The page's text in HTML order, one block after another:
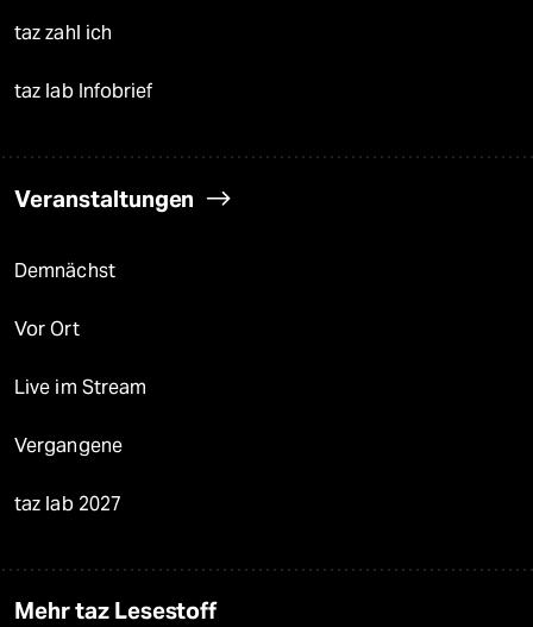
taz zahl ich
taz lab Infobrief
Veranstaltungen
Demnächst
Vor Ort
Live im Stream
Vergangene
taz lab 2027
Mehr taz Lesestoff